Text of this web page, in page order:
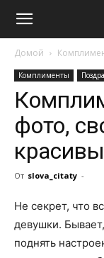
Домой
Комплименты
фото,
От slova_citaty -
Не секрет, что
девушки.
поднять